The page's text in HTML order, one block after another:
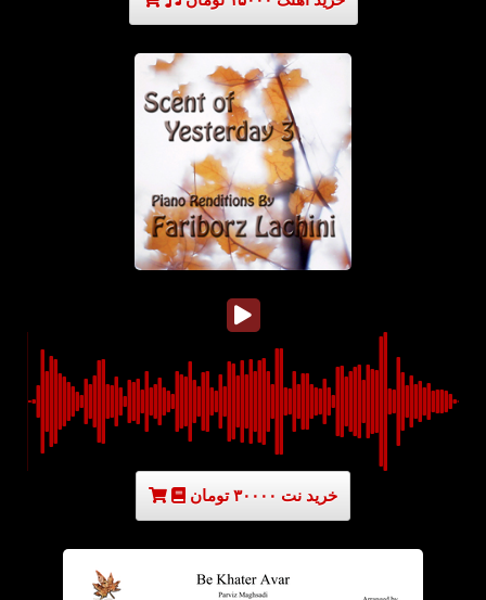
خرید نت ۳۰۰۰۰ تومان